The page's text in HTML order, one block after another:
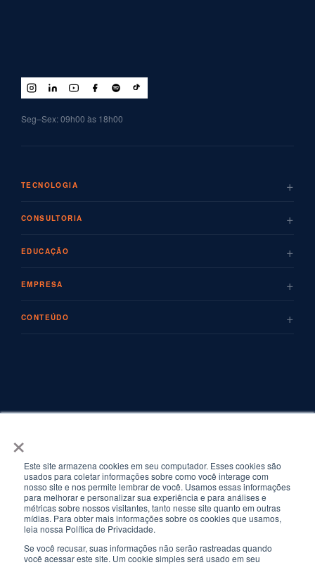
×
Este site armazena cookies em seu computador. Esses cookies são
usados para coletar informações sobre como você interage com
nosso site e nos permite lembrar de você. Usamos essas informações
para melhorar e personalizar sua experiência e para análises e
métricas sobre nossos visitantes, tanto nesse site quanto em outras
mídias. Para obter mais informações sobre os cookies que usamos,
leia nossa Política de Privacidade.
Se você recusar, suas informações não serão rastreadas quando
você acessar este site. Um cookie simples será usado em seu
Seg–Sex: 09h00 às 18h00
TECNOLOGIA +
CONSULTORIA +
EDUCAÇÃO +
EMPRESA +
CONTEÚDO +
© Copyrights 2026 FF Solutions · Todos os direitos reservados. · Torre New